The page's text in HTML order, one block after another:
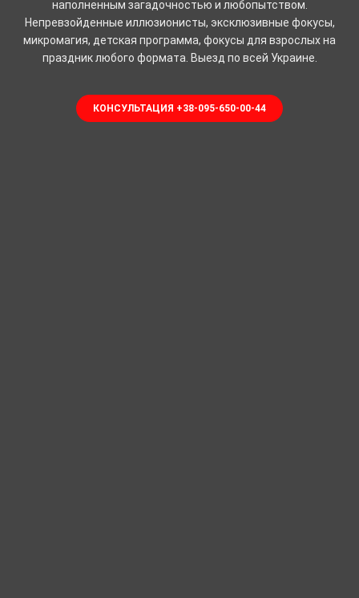
наполненным загадочностью и любопытством.
Непревзойденные иллюзионисты, эксклюзивные фокусы,
микромагия, детская программа, фокусы для взрослых на
праздник любого формата. Выезд по всей Украине.
КОНСУЛЬТАЦИЯ +38-095-650-00-44